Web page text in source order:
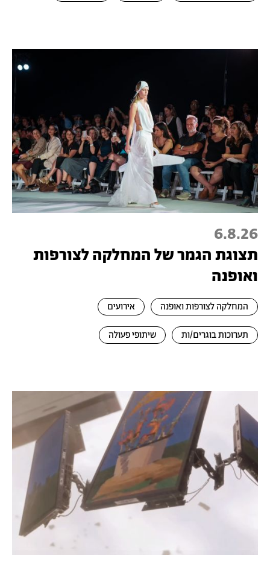
6.8.26
תצוגת הגמר של המחלקה לצורפות
ואופנה
המחלקה לצורפות ואופנה אירועים
תערוכות בוגרים/ות שיתופי פעולה